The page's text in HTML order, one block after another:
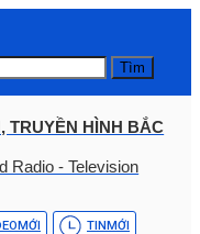
Tìm
TRUYỀN HÌNH BẮC
Radio - Television
MỚI TINMỚI